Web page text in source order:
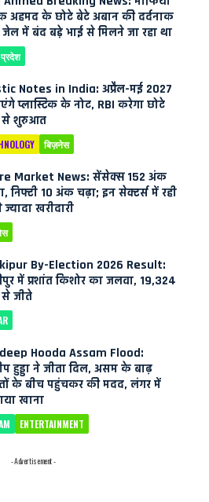
अहमद के छोटे बेटे अबान की दर्दनाक
जेल में बंद बड़े भाई से मिलने जा रहा था
प्रदेश
Notes in India: अप्रैल-मई 2027
प्लास्टिक के नोट, RBI करेगा छोटे
से शुरुआत
बिज़नेस
Market News: सेंसेक्स 152 अंक
निफ्टी 10 अंक चढ़ा; इन सेक्टर्स में रही
खरीदारी
By-Election 2026 Result:
में प्रशांत किशोर का जलवा, 19,324
से जीते
Hooda Assam Flood:
हुड्डा ने जीता दिल, असम के बाढ़
के बीच पहुंचकर की मदद, लंगर में
खाना
ENTERTAINMENT
- Advertisement -